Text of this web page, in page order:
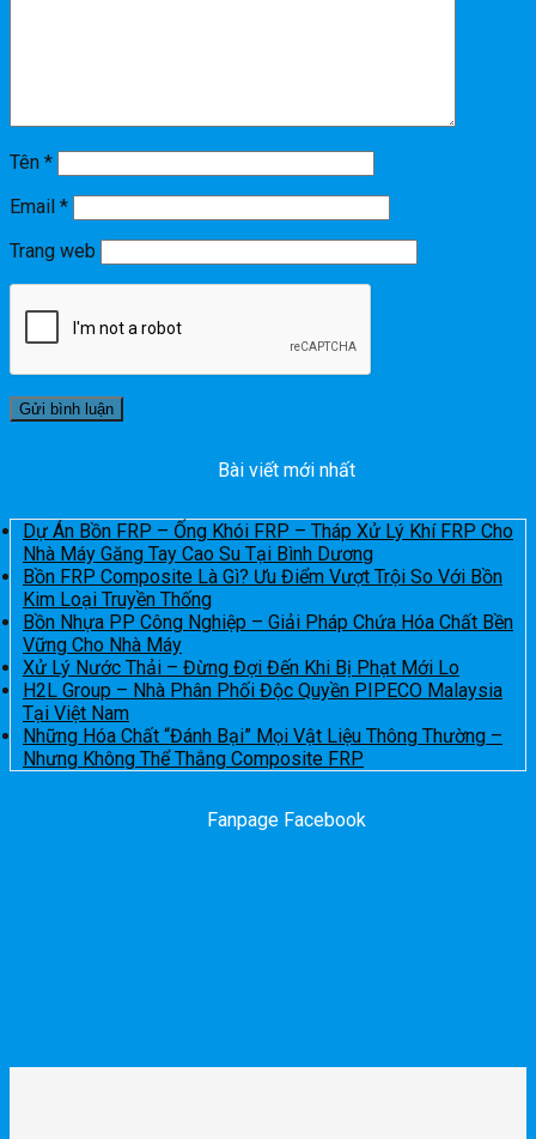
Tên *
Email *
Trang web
Bài viết mới nhất
Dự Án Bồn FRP – Ống Khói FRP – Tháp Xử Lý Khí FRP Cho
Nhà Máy Găng Tay Cao Su Tại Bình Dương
Bồn FRP Composite Là Gì? Ưu Điểm Vượt Trội So Với Bồn
Kim Loại Truyền Thống
Bồn Nhựa PP Công Nghiệp – Giải Pháp Chứa Hóa Chất Bền
Vững Cho Nhà Máy
Xử Lý Nước Thải – Đừng Đợi Đến Khi Bị Phạt Mới Lo
H2L Group – Nhà Phân Phối Độc Quyền PIPECO Malaysia
Tại Việt Nam
Những Hóa Chất “Đánh Bại” Mọi Vật Liệu Thông Thường –
Nhưng Không Thể Thắng Composite FRP
Fanpage Facebook